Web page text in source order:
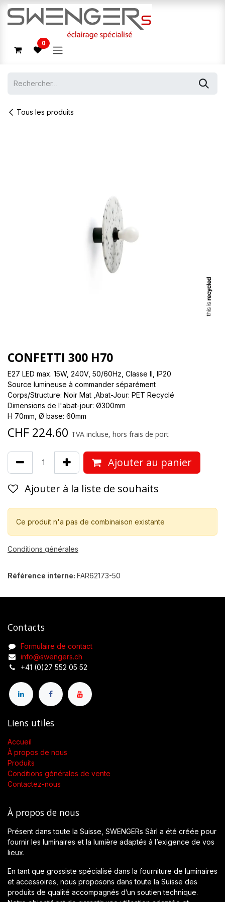
Se rendre au contenu
0
Tous les produits
CONFETTI 300 H70
E27 LED max. 15W, 240V, 50/60Hz, Classe II, IP20
Source lumineuse à commander séparément
Corps/Structure: Noir Mat ,Abat-Jour: PET Recyclé
Dimensions de l'abat-jour: Ø300mm
H 70mm, Ø base: 60mm
CHF 224.60 TVA incluse, hors frais de port
Ajouter au panier
Ajouter à la liste de souhaits
Ce produit n'a pas de combinaison existante
Conditions générales
Référence interne: FAR62173-50
Contacts
Formulaire de contact
info@swengers.ch
+41 (0)27 552 05 52
Liens utiles
Accueil
À propos de nous
Produits
Conditions générales de vente
Contactez-nous
À propos de nous
Présent dans toute la Suisse, SWENGERs Sàrl a été créée pour
fournir les luminaires et la lumière adaptés à l’exigence de vos
lieux.
En tant que grossiste spécialisé dans la fourniture de luminaires
et accessoires, nous proposons dans toute la Suisse des
produits de qualité accompagnés d’un soutien technique.